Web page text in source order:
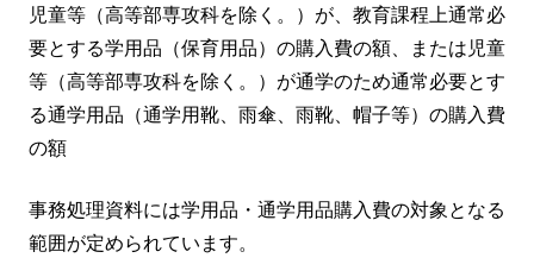
児童等（高等部専攻科を除く。）が、教育課程上通常必
要とする学用品（保育用品）の購入費の額、または児童
等（高等部専攻科を除く。）が通学のため通常必要とす
る通学用品（通学用靴、雨傘、雨靴、帽子等）の購入費
の額
事務処理資料には学用品・通学用品購入費の対象となる
範囲が定められています。